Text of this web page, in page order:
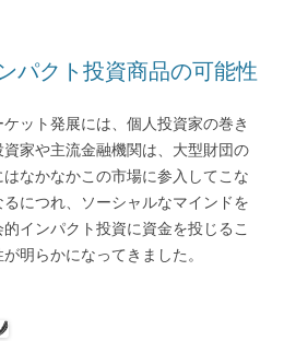
パクト投資商品の可能性
ット発展には、個人投資家の巻き
家や主流金融機関は、大型財団の
なかなかこの市場に参入してこな
につれ、ソーシャルなマインドを
インパクト投資に資金を投じるこ
明らかになってきました。